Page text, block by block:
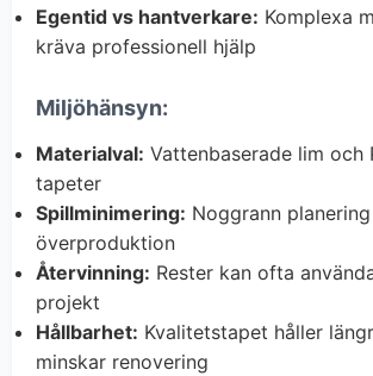
Egentid vs hantverkare: Komplexa
kräva professionell hjälp
Miljöhänsyn:
Materialval: Vattenbaserade lim och
tapeter
Spillminimering: Noggrann
överproduktion
Återvinning: Rester kan ofta
projekt
Hållbarhet: Kvalitetstapet håller
minskar renovering